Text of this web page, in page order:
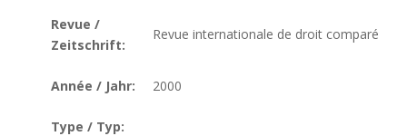
Revue /
Zeitschrift:
Revue internationale de droit comparé
Année / Jahr: 2000
Type / Typ: